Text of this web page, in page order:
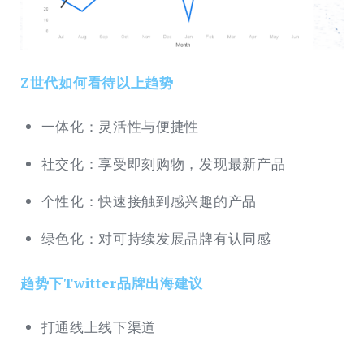
Z世代如何看待以上趋势
一体化：灵活性与便捷性
社交化：享受即刻购物，发现最新产品
个性化：快速接触到感兴趣的产品
绿色化：对可持续发展品牌有认同感
趋势下Twitter品牌出海建议
打通线上线下渠道